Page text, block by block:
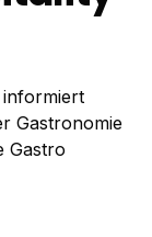
Gastronomie
Gastro